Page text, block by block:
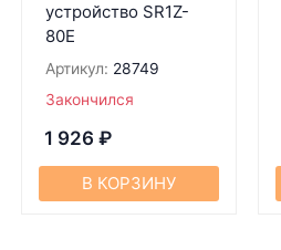
устройство SR1Z-
80Е
Артикул: 28749
Закончился
1 926 ₽
В КОРЗИНУ